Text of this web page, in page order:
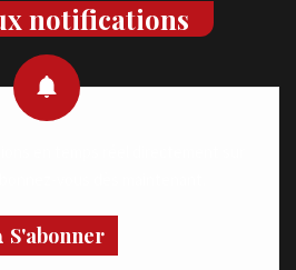
notifications
S'abonner